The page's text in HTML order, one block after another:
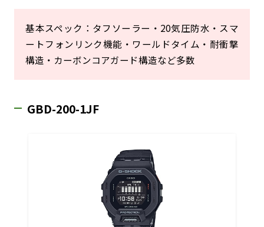
基本スペック：タフソーラー・20気圧防水・スマ
ートフォンリンク機能・ワールドタイム・耐衝撃
構造・カーボンコアガード構造など多数
GBD-200-1JF